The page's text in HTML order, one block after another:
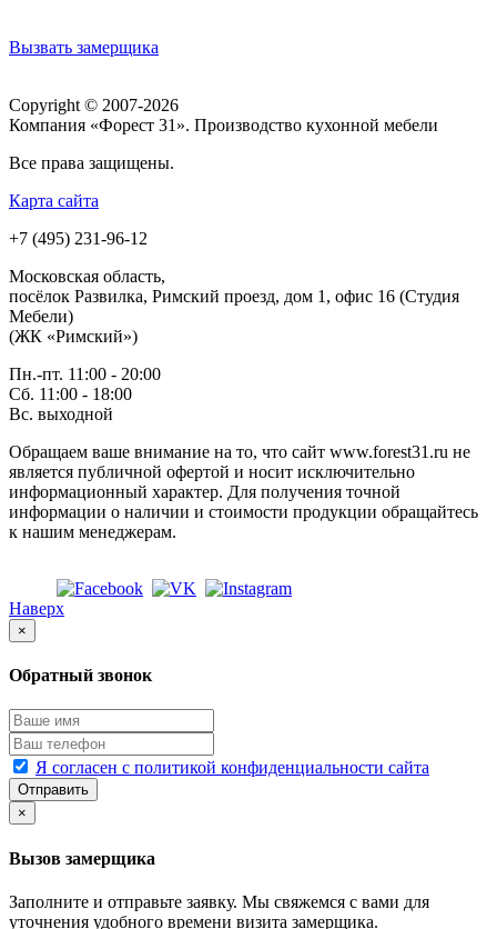
Вызвать замерщика
Copyright © 2007-2026
Компания «Форест 31». Производство кухонной мебели
Все права защищены.
Карта сайта
+7 (495) 231-96-12
Московская область,
посёлок Развилка, Римский проезд, дом 1, офис 16 (Студия
Мебели)
(ЖК «Римский»)
Пн.-пт. 11:00 - 20:00
Сб. 11:00 - 18:00
Вс. выходной
Обращаем ваше внимание на то, что сайт www.forest31.ru не
является публичной офертой и носит исключительно
информационный характер. Для получения точной
информации о наличии и стоимости продукции обращайтесь
к нашим менеджерам.
Наверх
×
Обратный звонок
Я согласен с политикой конфиденциальности сайта
Отправить
×
Вызов замерщика
Заполните и отправьте заявку. Мы свяжемся с вами для
уточнения удобного времени визита замерщика.